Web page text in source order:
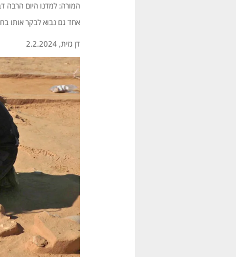
המורה: למדנו היום הרבה
אחד גם נבוא לבקר אותו
דן גזית, 2.2.2024